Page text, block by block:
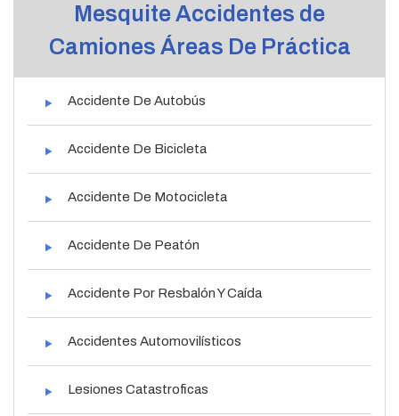
Mesquite Accidentes de
Camiones Áreas De Práctica
Accidente De Autobús
Accidente De Bicicleta
Accidente De Motocicleta
Accidente De Peatón
Accidente Por Resbalón Y Caída
Accidentes Automovilísticos
Lesiones Catastroficas